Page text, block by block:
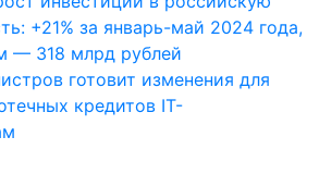
+21% за январь-май 2024 года,
— 318 млрд рублей
готовит изменения для
кредитов IT-